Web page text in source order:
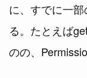
に、すでに一
る。たとえば
のの、